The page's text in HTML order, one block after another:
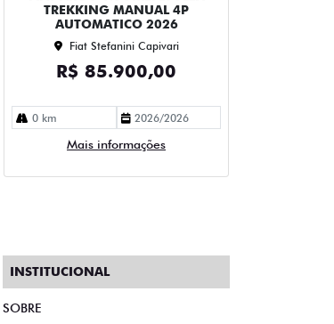
TREKKING MANUAL 4P
AUTOMATICO 2026
Fiat Stefanini Capivari
R$ 85.900,00
0 km 2026/2026
Mais informações
INSTITUCIONAL
SOBRE